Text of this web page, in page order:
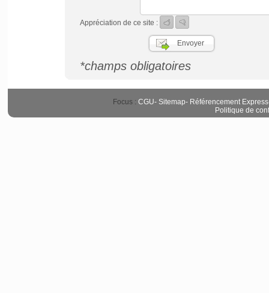
Appréciation de ce site :
*champs obligatoires
Focus : CGU- Sitemap- Référencement Express
Politique de